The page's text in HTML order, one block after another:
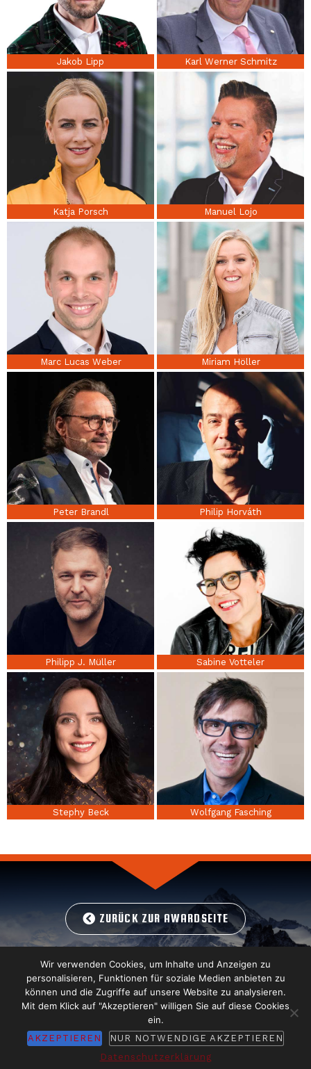
Jakob Lipp Karl Werner Schmitz
Katja Porsch Manuel Lojo
Marc Lucas Weber Miriam Höller
Peter Brandl Philip Horváth
Philipp J. Müller Sabine Votteler
Stephy Beck Wolfgang Fasching
ZURÜCK ZUR AWARDSEITE
Impressum| Datenschutz|Weitere Themen
Wir verwenden Cookies, um Inhalte und Anzeigen zu
personalisieren, Funktionen für soziale Medien anbieten zu
können und die Zugriffe auf unsere Website zu analysieren.
Mit dem Klick auf "Akzeptieren" willigen Sie auf diese Cookies
ein.
AKZEPTIEREN
NUR NOTWENDIGE AKZEPTIEREN
Datenschutzerklärung